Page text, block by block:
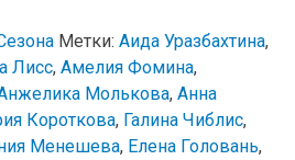
Метки: Аида Уразбахтина,
Лисс, Амелия Фомина,
Молькова, Анна
Короткова, Галина Чиблис,
Менешева, Елена Головань,